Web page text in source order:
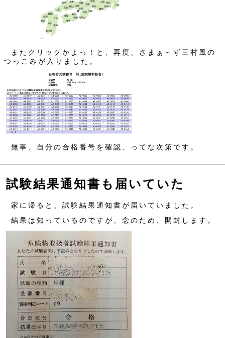
またクリックかよっ！と、再度、さまぁ～ず三村風の
つっこみが入りました。
無事、自分の合格番号を確認、ってな次第です。
試験結果通知書も届いていた
家に帰ると、試験結果通知書が届いていました。
結果は知っているのですが、念のため、開封します。